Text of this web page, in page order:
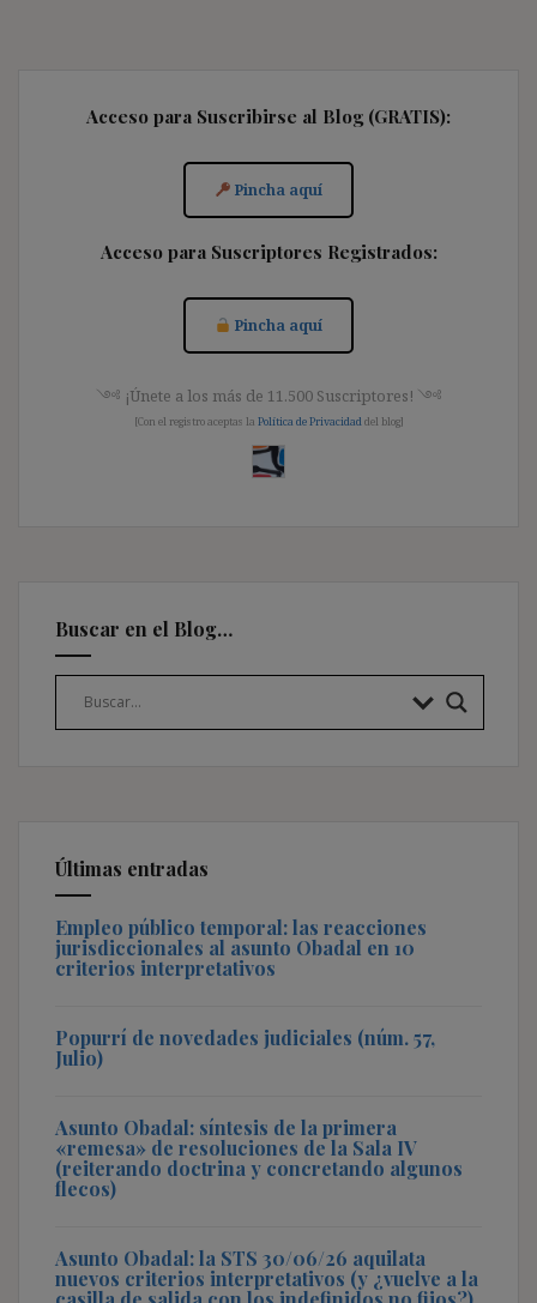
Acceso para Suscribirse al Blog (GRATIS):
Pincha aquí
Acceso para Suscriptores Registrados:
Pincha aquí
༺ ¡Únete a los más de 11.500 Suscriptores! ༺
[Con el registro aceptas la Política de Privacidad del blog]
Buscar en el Blog…
Últimas entradas
Empleo público temporal: las reacciones
jurisdiccionales al asunto Obadal en 10
criterios interpretativos
Popurrí de novedades judiciales (núm. 57,
Julio)
Asunto Obadal: síntesis de la primera
«remesa» de resoluciones de la Sala IV
(reiterando doctrina y concretando algunos
flecos)
Asunto Obadal: la STS 30/06/26 aquilata
nuevos criterios interpretativos (y ¿vuelve a la